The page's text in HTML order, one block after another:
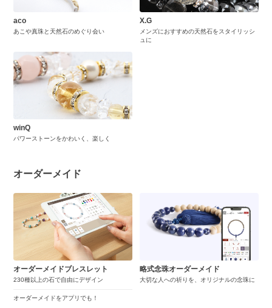
aco
あこや真珠と天然石のめぐり会い
X.G
メンズにおすすめの天然石をスタイリッシ
ュに
winQ
パワーストーンをかわいく、楽しく
オーダーメイド
オーダーメイドブレスレット
230種以上の石で自由にデザイン
オーダーメイドをアプリでも！
略式念珠オーダーメイド
大切な人への祈りを、オリジナルの念珠に